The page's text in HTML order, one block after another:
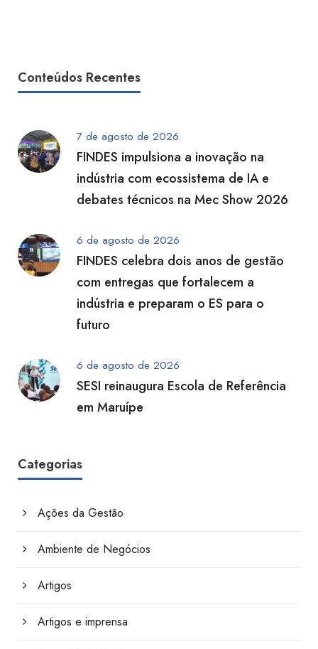
Conteúdos Recentes
7 de agosto de 2026
FINDES impulsiona a inovação na
indústria com ecossistema de IA e
debates técnicos na Mec Show 2026
6 de agosto de 2026
FINDES celebra dois anos de gestão
com entregas que fortalecem a
indústria e preparam o ES para o
futuro
6 de agosto de 2026
SESI reinaugura Escola de Referência
em Maruípe
Categorias
Ações da Gestão
Ambiente de Negócios
Artigos
Artigos e imprensa